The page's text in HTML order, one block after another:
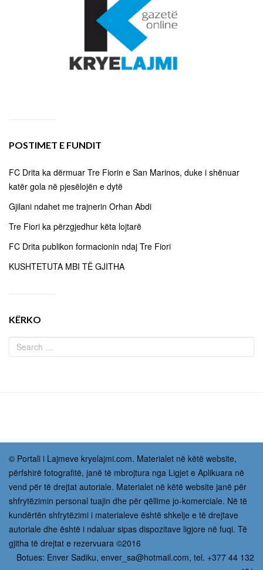
POSTIMET E FUNDIT
FC Drita ka dërmuar Tre Fiorin e San Marinos, duke i shënuar
katër gola në pjesëlojën e dytë
Gjilani ndahet me trajnerin Orhan Abdi
Tre Fiori ka përzgjedhur këta lojtarë
FC Drita publikon formacionin ndaj Tre Fiori
KUSHTETUTA MBI TË GJITHA
KËRKO
© Portali i Lajmeve kryelajmi.com. Materialet në këtë website,
përfshirë fotografitë, janë të mbrojtura nga Ligjet e Aplikuara në
vend për të drejtat autoriale. Materialet në këtë website janë për
shfrytëzimin personal tuajin dhe për qëllime jo-komerciale. Në të
kundërtën shfrytëzimi i materialeve është shkelje e të drejtave
autoriale dhe është i ndaluar sipas dispozitave ligjore në fuqi. Të
gjitha të drejtat e rezervuara ©2016
Botues: Enver Sadiku, enver_sa@hotmail.com, tel. +377 44 132